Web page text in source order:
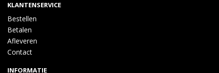
KLANTENSERVICE
Bestellen
Betalen
Afleveren
Contact
INFORMATIE